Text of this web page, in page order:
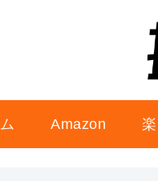
Amazon